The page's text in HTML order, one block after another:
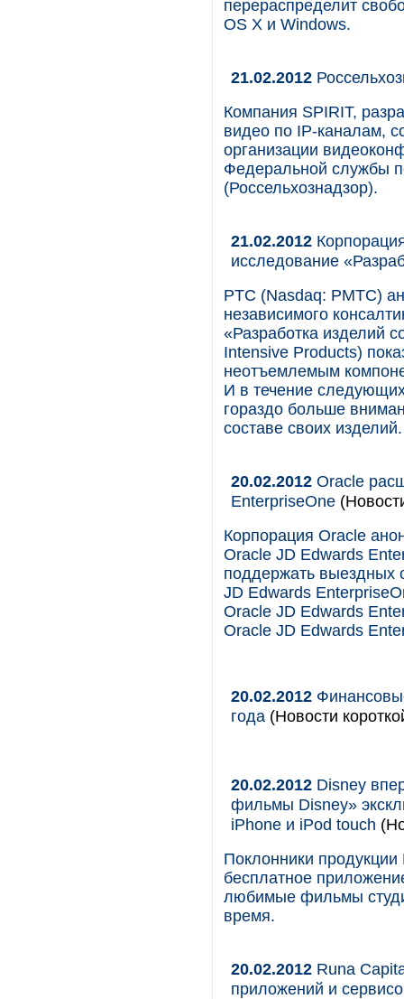
перераспределит
OS X и Windows.
21.02.2012
Компания SPIRIT,
видео по IP-каналам,
организации
Федеральной службы
(Россельхознадзор).
21.02.2012
исследование
PTC (Nasdaq: PMTC)
независимого
«Разработка изделий
Intensive Products)
неотъемлемым
И в течение
гораздо больше
составе своих изделий.
20.02.2012 Oracle
EnterpriseOne
Корпорация Oracle
Oracle JD Edwards
поддержать выездных
JD Edwards
Oracle JD Edwards
Oracle JD Edwards
20.02.2012
года (Новости
20.02.2012 Disney
фильмы Disney»
iPhone и iPod touch
Поклонники продукции
бесплатное
любимые фильмы
время.
20.02.2012 Runa
приложений и